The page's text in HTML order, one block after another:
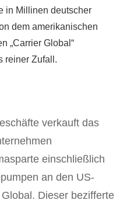
in Millinen deutscher
dem amerikanischen
„Carrier Global“
reiner Zufall.
verkauft das
einschließlich
an den US-
Dieser bezifferte